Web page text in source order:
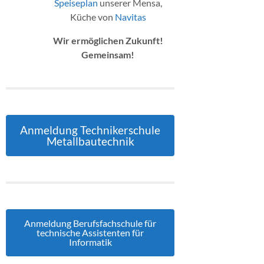
Speiseplan unserer Mensa,
Küche von Navitas
Wir ermöglichen Zukunft!
Gemeinsam!
Anmeldung Technikerschule
Metallbautechnik
Anmeldung Berufsfachschule für
technische Assistenten für
Informatik